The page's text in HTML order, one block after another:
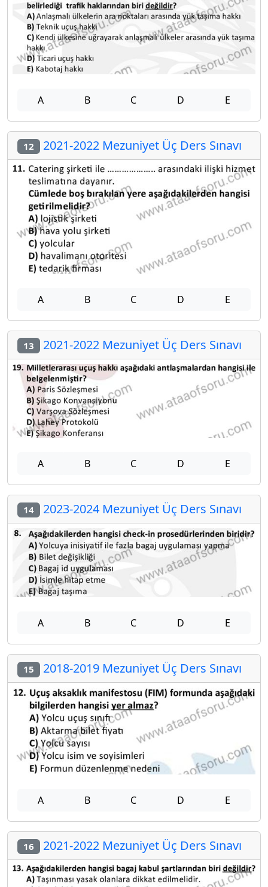
A B C D E
12 2021-2022 Mezuniyet Üç Ders Sınavı
A B C D E
13 2021-2022 Mezuniyet Üç Ders Sınavı
A B C D E
14 2023-2024 Mezuniyet Üç Ders Sınavı
A B C D E
15 2018-2019 Mezuniyet Üç Ders Sınavı
A B C D E
16 2021-2022 Mezuniyet Üç Ders Sınavı